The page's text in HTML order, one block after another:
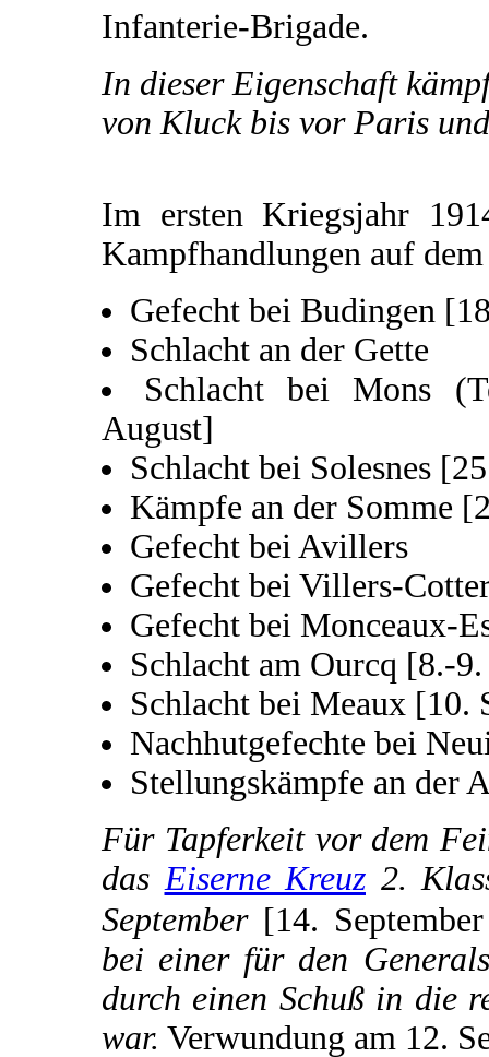
Infanterie-Brigade.
In dieser Eigenschaft
von Kluck bis vor Paris
Im ersten Kriegsjahr
Kampfhandlungen auf
Gefecht bei Budingen
Schlacht an der Gette
Schlacht bei Mons
August]
Schlacht bei Solesnes
Kämpfe an der Somme
Gefecht bei Avillers
Gefecht bei Villers-
Gefecht bei Monceaux-
Schlacht am Ourcq [8.-
Schlacht bei Meaux [10.
Nachhutgefechte bei
Stellungskämpfe an der
Für Tapferkeit vor dem
das Eiserne Kreuz 2.
September[14.
bei einer für den
durch einen Schuß in die
war. Verwundung am 12.